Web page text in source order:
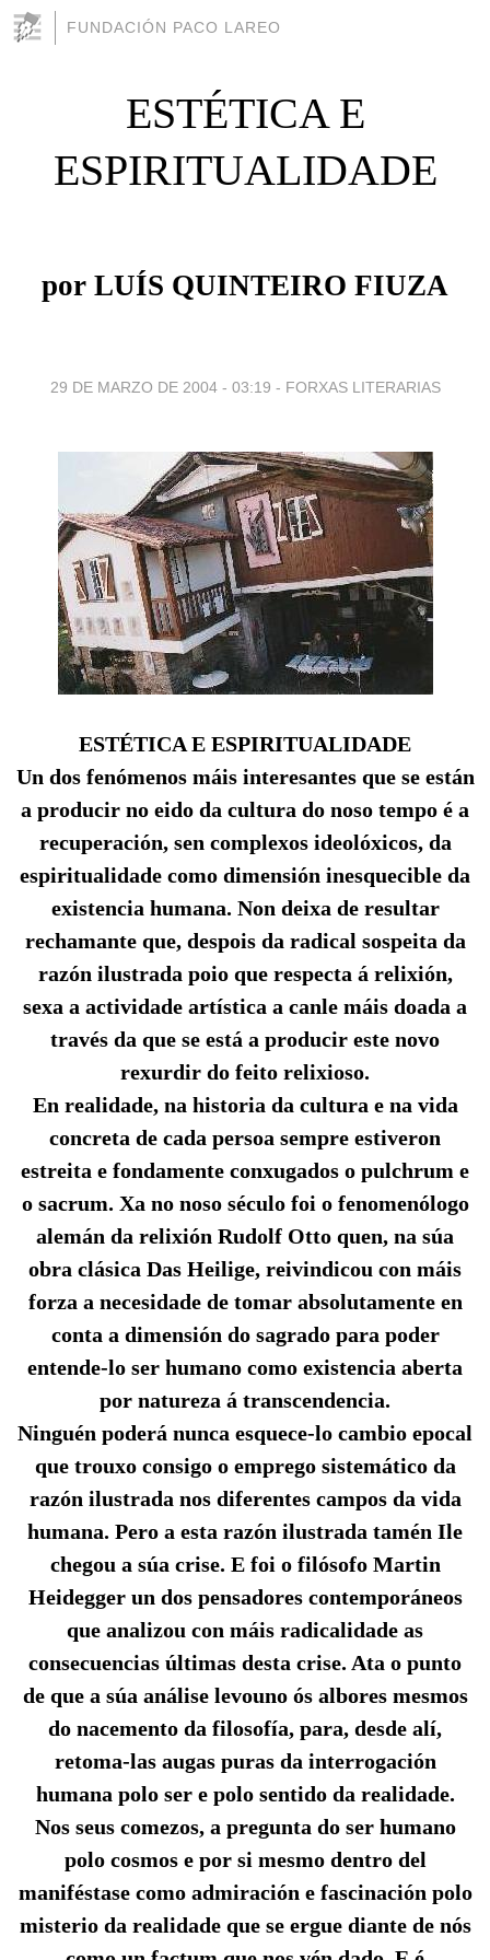
FUNDACIÓN PACO LAREO
ESTÉTICA E
ESPIRITUALIDADE
por LUÍS QUINTEIRO FIUZA
29 DE MARZO DE 2004 - 03:19 - FORXAS LITERARIAS
ESTÉTICA E ESPIRITUALIDADE
Un dos fenómenos máis interesantes que se están
a producir no eido da cultura do noso tempo é a
recuperación, sen complexos ideolóxicos, da
espiritualidade como dimensión inesquecible da
existencia humana. Non deixa de resultar
rechamante que, despois da radical sospeita da
razón ilustrada poio que respecta á relixión,
sexa a actividade artística a canle máis doada a
través da que se está a producir este novo
rexurdir do feito relixioso.
En realidade, na historia da cultura e na vida
concreta de cada persoa sempre estiveron
estreita e fondamente conxugados o pulchrum e
o sacrum. Xa no noso século foi o fenomenólogo
alemán da relixión Rudolf Otto quen, na súa
obra clásica Das Heilige, reivindicou con máis
forza a necesidade de tomar absolutamente en
conta a dimensión do sagrado para poder
entende-lo ser humano como existencia aberta
por natureza á transcendencia.
Ninguén poderá nunca esquece-lo cambio epocal
que trouxo consigo o emprego sistemático da
razón ilustrada nos diferentes campos da vida
humana. Pero a esta razón ilustrada tamén Ile
chegou a súa crise. E foi o filósofo Martin
Heidegger un dos pensadores contemporáneos
que analizou con máis radicalidade as
consecuencias últimas desta crise. Ata o punto
de que a súa análise levouno ós albores mesmos
do nacemento da filosofía, para, desde alí,
retoma-las augas puras da interrogación
humana polo ser e polo sentido da realidade.
Nos seus comezos, a pregunta do ser humano
polo cosmos e por si mesmo dentro del
maniféstase como admiración e fascinación polo
misterio da realidade que se ergue diante de nós